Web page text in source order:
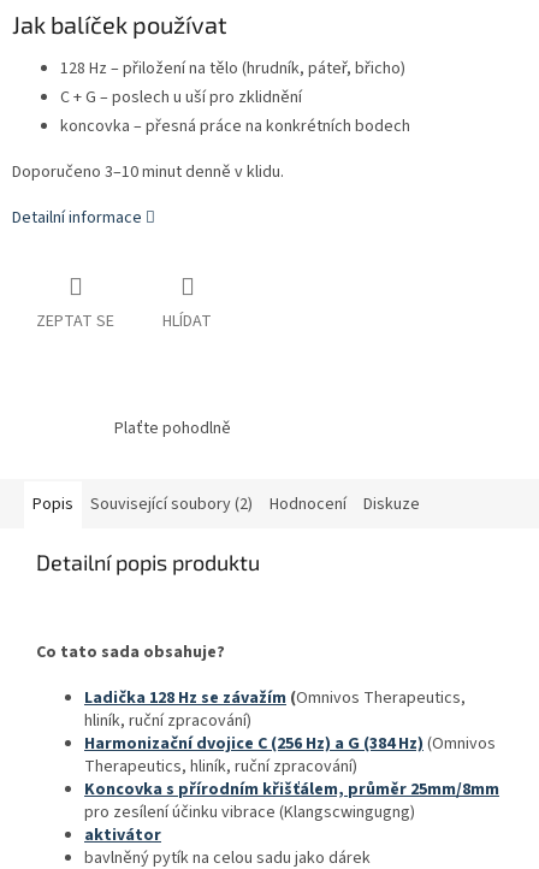
Jak balíček používat
128 Hz – přiložení na tělo (hrudník, páteř, břicho)
C + G – poslech u uší pro zklidnění
koncovka – přesná práce na konkrétních bodech
Doporučeno 3–10 minut denně v klidu.
Detailní informace
ZEPTAT SE HLÍDAT
Plaťte pohodlně
Popis Související soubory (2) Hodnocení Diskuze
Detailní popis produktu
Co tato sada obsahuje?
Ladička 128 Hz se závažím (Omnivos Therapeutics,
hliník, ruční zpracování)
Harmonizační dvojice C (256 Hz) a G (384 Hz)(Omnivos
Therapeutics, hliník, ruční zpracování)
Koncovka s přírodním křišťálem, průměr 25mm/8mm
pro zesílení účinku vibrace (Klangscwingugng)
aktivátor
bavlněný pytík na celou sadu jako dárek